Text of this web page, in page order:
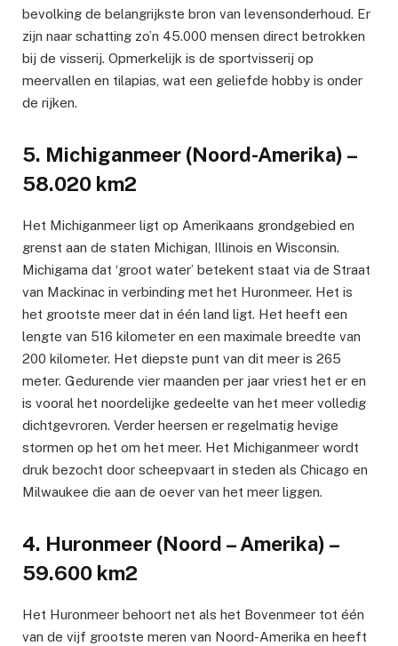
bevolking de belangrijkste bron van levensonderhoud. Er
zijn naar schatting zo’n 45.000 mensen direct betrokken
bij de visserij. Opmerkelijk is de sportvisserij op
meervallen en tilapias, wat een geliefde hobby is onder
de rijken.
5. Michiganmeer (Noord-Amerika) –
58.020 km2
Het Michiganmeer ligt op Amerikaans grondgebied en
grenst aan de staten Michigan, Illinois en Wisconsin.
Michigama dat ‘groot water’ betekent staat via de Straat
van Mackinac in verbinding met het Huronmeer. Het is
het grootste meer dat in één land ligt. Het heeft een
lengte van 516 kilometer en een maximale breedte van
200 kilometer. Het diepste punt van dit meer is 265
meter. Gedurende vier maanden per jaar vriest het er en
is vooral het noordelijke gedeelte van het meer volledig
dichtgevroren. Verder heersen er regelmatig hevige
stormen op het om het meer. Het Michiganmeer wordt
druk bezocht door scheepvaart in steden als Chicago en
Milwaukee die aan de oever van het meer liggen.
4. Huronmeer (Noord – Amerika) –
59.600 km2
Het Huronmeer behoort net als het Bovenmeer tot één
van de vijf grootste meren van Noord-Amerika en heeft